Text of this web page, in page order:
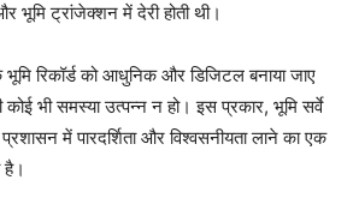
भूमि ट्रांजेक्शन में देरी होती थी।
भूमि रिकॉर्ड को आधुनिक और डिजिटल बनाया जाए
कोई भी समस्या उत्पन्न न हो। इस प्रकार, भूमि सर्वे
में पारदर्शिता और विश्वसनीयता लाने का एक
है।